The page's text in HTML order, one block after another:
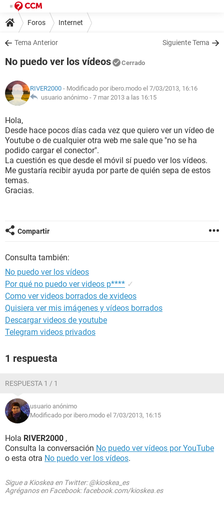
Foros Internet
Tema Anterior Siguiente Tema
No puedo ver los vídeos Cerrado
RIVER2000 - Modificado por ibero.modo el 7/03/2013, 16:16
usuario anónimo - 7 mar 2013 a las 16:15
Hola,
Desde hace pocos días cada vez que quiero ver un vídeo de
Youtube o de cualquier otra web me sale que "no se ha
podido cargar el conector".
La cuestión es que desde el móvil sí puedo ver los vídeos.
Me gustaría recibir ayuda por parte de quién sepa de estos
temas.
Gracias.
Compartir
Consulta también:
No puedo ver los vídeos
Por qué no puedo ver videos p**** ✓
Como ver videos borrados de xvideos
Quisiera ver mis imágenes y vídeos borrados
Descargar videos de youtube
Telegram videos privados
1 respuesta
RESPUESTA 1 / 1
usuario anónimo
Modificado por ibero.modo el 7/03/2013, 16:15
Hola RIVER2000 ,
Consulta la conversación No puedo ver vídeos por YouTube
o esta otra No puedo ver los vídeos.
Sigue a Kioskea en Twitter: @kioskea_es
Agréganos en Facebook: facebook.com/kioskea.es